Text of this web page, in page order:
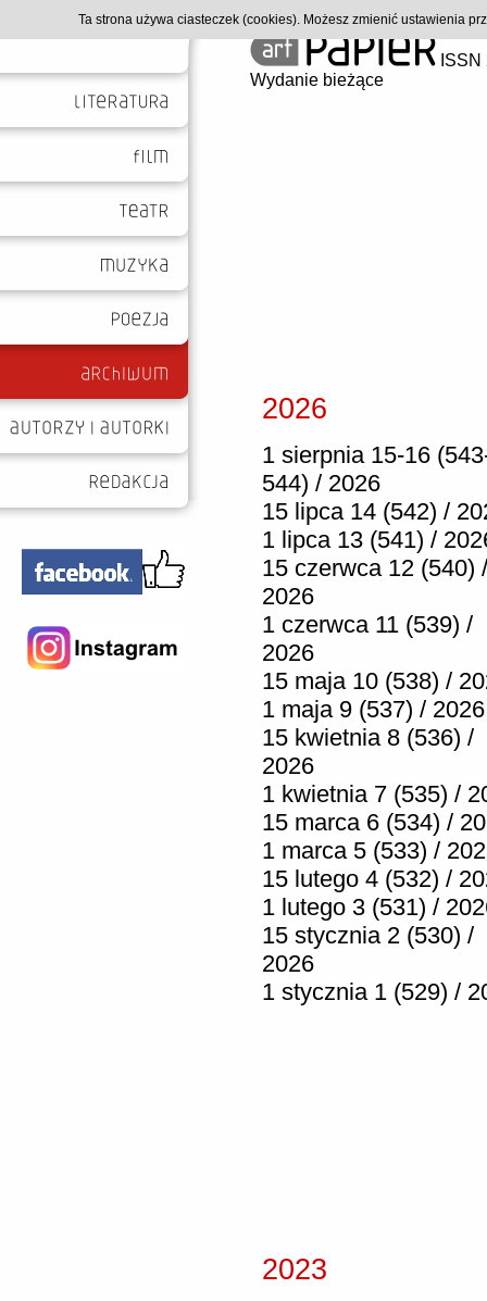
Wydanie bieżące
2026
1 sierpnia 15-16
544) / 2026
15 lipca 14 (542) /
1 lipca 13 (541) /
15 czerwca 12 (540) /
2026
1 czerwca 11 (539) /
2026
15 maja 10 (538) /
1 maja 9 (537) / 2026
15 kwietnia 8 (536) /
2026
1 kwietnia 7 (535) /
15 marca 6 (534) /
1 marca 5 (533) /
15 lutego 4 (532) /
1 lutego 3 (531) /
15 stycznia 2 (530) /
2026
1 stycznia 1 (529) /
2023
Ta strona używa ciasteczek (cookies). Możesz zmienić ustawienia